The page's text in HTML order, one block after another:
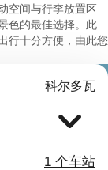
空间与行李放置区
色的最佳选择。此
行十分方便，由此您
科尔多瓦
1 个车站